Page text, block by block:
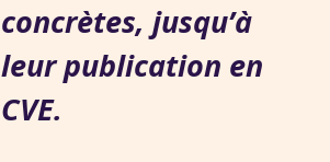
concrètes, jusqu’à
leur publication en
CVE.